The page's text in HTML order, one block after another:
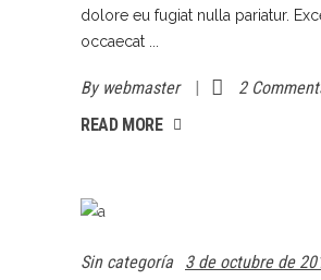
dolore eu fugiat nulla pariatur.
occaecat
By webmaster 2
READ MORE
Sin categoría 3 de octubre de